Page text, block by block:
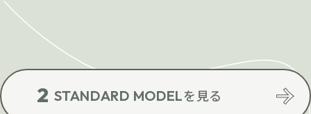
2 STANDARD MODELを見る